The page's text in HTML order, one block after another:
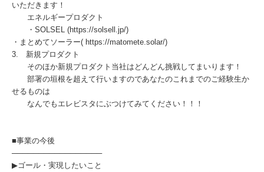
いただきます！
エネルギープロダクト
・SOLSEL (https://solsell.jp/)
・まとめてソーラー( https://matomete.solar/)
3. 新規プロダクト
そのほか新規プロダクト当社はどんどん挑戦してまいります！
部署の垣根を超えて行いますのであなたのこれまでのご経験生か
せるものは
なんでもエレビスタにぶつけてみてください！！！
■事業の今後
─────────────────
▶︎ゴール・実現したいこと